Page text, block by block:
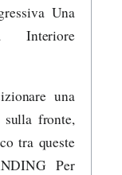
Una
una
sulla fronte,
tra queste
Per